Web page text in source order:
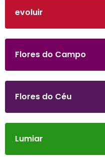
evoluir
Flores do Campo
Flores do Céu
Lumiar